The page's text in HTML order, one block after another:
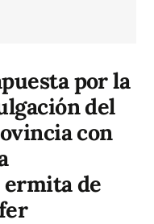
por la
del
con
de